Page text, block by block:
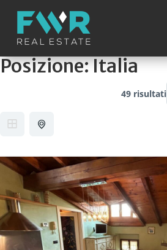
Posizione:Italia
49 risultati